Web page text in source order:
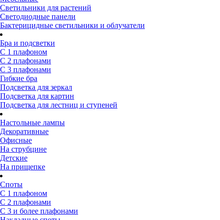
Светильники для растений
Светодиодные панели
Бактерицидные светильники и облучатели
Бра и подсветки
С 1 плафоном
С 2 плафонами
С 3 плафонами
Гибкие бра
Подсветка для зеркал
Подсветка для картин
Подсветка для лестниц и ступеней
Настольные лампы
Декоративные
Офисные
На струбцине
Детские
На прищепке
Споты
С 1 плафоном
С 2 плафонами
С 3 и более плафонами